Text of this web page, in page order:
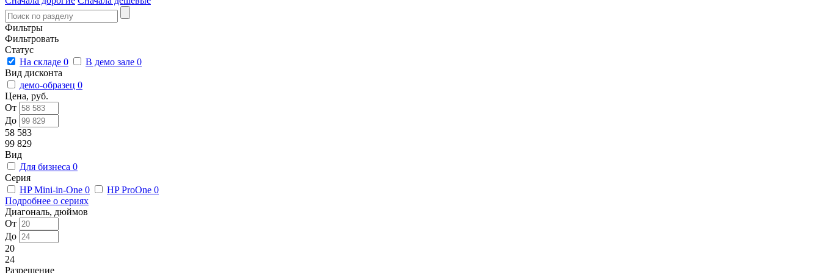
Фильтры
Фильтровать
Статус
На складе 0 В демо зале 0
Вид дисконта
демо-образец 0
Цена, руб.
От
До
58 583
99 829
Вид
Для бизнеса 0
Серия
HP Mini-in-One 0 HP ProOne 0
Подробнее о сериях
Диагональ, дюймов
От
До
20
24
Разрешение